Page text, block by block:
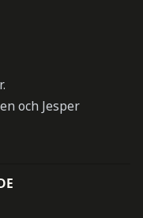
och Jesper